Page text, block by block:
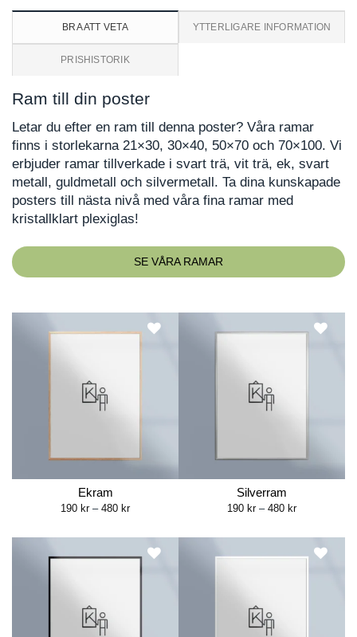
BRA ATT VETA YTTERLIGARE INFORMATION
PRISHISTORIK
Ram till din poster
Letar du efter en ram till denna poster? Våra ramar
finns i storlekarna 21×30, 30×40, 50×70 och 70×100. Vi
erbjuder ramar tillverkade i svart trä, vit trä, ek, svart
metall, guldmetall och silvermetall. Ta dina kunskapade
posters till nästa nivå med våra fina ramar med
kristallklart plexiglas!
SE VÅRA RAMAR
Ekram
190 kr – 480 krPrice
through
480 kr
Silverram
190 kr – 480 krPrice
through
480 kr